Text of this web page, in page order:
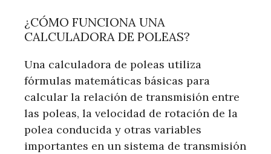
¿CÓMO FUNCIONA UNA
CALCULADORA DE POLEAS?
Una calculadora de poleas utiliza
fórmulas matemáticas básicas para
calcular la relación de transmisión entre
las poleas, la velocidad de rotación de la
polea conducida y otras variables
importantes en un sistema de transmisión